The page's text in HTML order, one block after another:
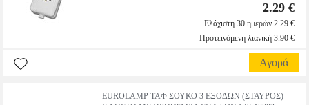
2.29 €
Ελάχιστη 30 ημερών 2.29 €
Προτεινόμενη λιανική 3.90 €
Αγορά
EUROLAMP ΤΑΦ ΣΟΥΚΟ 3 ΕΞΟΔΩΝ (ΣΤΑΥΡΟΣ)